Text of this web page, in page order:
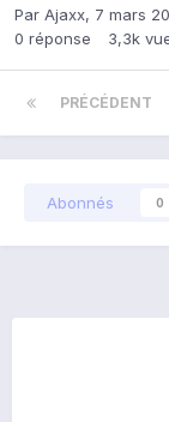
Par Ajaxx, 7 mars
0 réponse 3,3k
PRÉCÉDENT
Abonnés 0